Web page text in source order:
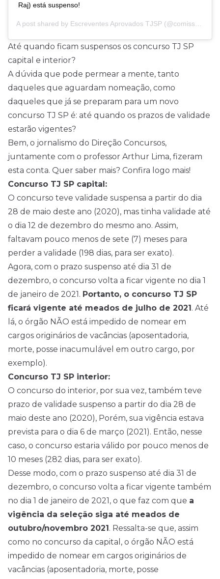
Raj) está suspenso!
A post shared by Escreventes Aprovados TJSP (@comissaoaprovadosescreventtjsp) on
Até quando ficam suspensos os concurso TJ SP
capital e interior?
A dúvida que pode permear a mente, tanto
daqueles que aguardam nomeação, como
daqueles que já se preparam para um novo
concurso TJ SP é: até quando os prazos de validade
estarão vigentes?
Bem, o jornalismo do Direção Concursos,
juntamente com o professor Arthur Lima, fizeram
esta conta. Quer saber mais? Confira logo mais!
Concurso TJ SP capital:
O concurso teve validade suspensa a partir do dia
28 de maio deste ano (2020), mas tinha validade até
o dia 12 de dezembro do mesmo ano. Assim,
faltavam pouco menos de sete (7) meses para
perder a validade (198 dias, para ser exato).
Agora, com o prazo suspenso até dia 31 de
dezembro, o concurso volta a ficar vigente no dia 1
de janeiro de 2021. Portanto, o concurso TJ SP
ficará vigente até meados de julho de 2021. Até
lá, o órgão NÃO está impedido de nomear em
cargos originários de vacâncias (aposentadoria,
morte, posse inacumulável em outro cargo, por
exemplo).
Concurso TJ SP interior:
O concurso do interior, por sua vez, também teve
prazo de validade suspenso a partir do dia 28 de
maio deste ano (2020), Porém, sua vigência estava
prevista para o dia 6 de março (2021). Então, nesse
caso, o concurso estaria válido por pouco menos de
10 meses (282 dias, para ser exato).
Desse modo, com o prazo suspenso até dia 31 de
dezembro, o concurso volta a ficar vigente também
no dia 1 de janeiro de 2021, o que faz com que a
vigência da seleção siga até meados de
outubro/novembro 2021. Ressalta-se que, assim
como no concurso da capital, o órgão NÃO está
impedido de nomear em cargos originários de
vacâncias (aposentadoria, morte, posse